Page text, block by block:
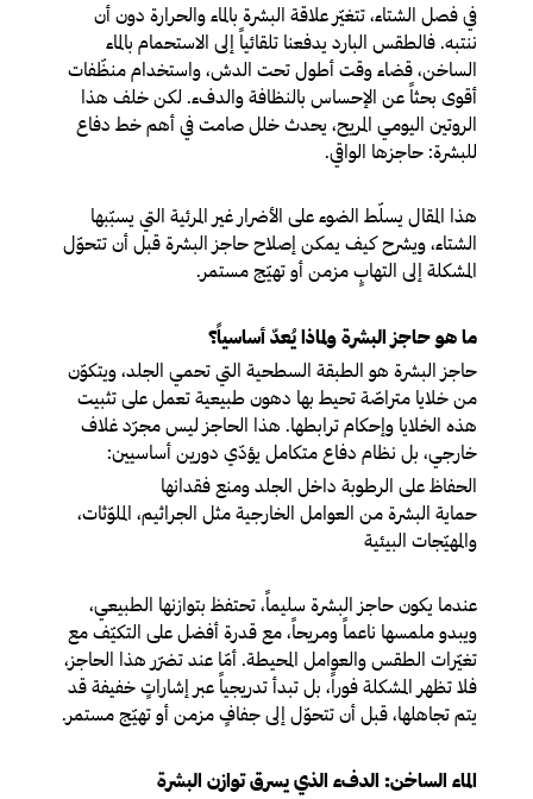
في فصل الشتاء، تتغيّر علاقة البشرة بالماء والحرارة دون أن
ننتبه. فالطقس البارد يدفعنا تلقائياً إلى الاستحمام بالماء
الساخن، قضاء وقت أطول تحت الدش، واستخدام منظّفات
أقوى بحثاً عن الإحساس بالنظافة والدفء. لكن خلف هذا
الروتين اليومي المريح، يحدث خلل صامت في أهم خط دفاع
للبشرة: حاجزها الواقي.
هذا المقال يسلّط الضوء على الأضرار غير المرئية التي يسبّبها
الشتاء، ويشرح كيف يمكن إصلاح حاجز البشرة قبل أن تتحوّل
المشكلة إلى التهابٍ مزمن أو تهيّج مستمر.
ما هو حاجز البشرة ولماذا يُعدّ أساسياً؟
حاجز البشرة هو الطبقة السطحية التي تحمي الجلد، ويتكوّن
من خلايا متراصّة تحيط بها دهون طبيعية تعمل على تثبيت
هذه الخلايا وإحكام ترابطها. هذا الحاجز ليس مجرّد غلاف
خارجي، بل نظام دفاع متكامل يؤدّي دورين أساسيين:
الحفاظ على الرطوبة داخل الجلد ومنع فقدانها
حماية البشرة من العوامل الخارجية مثل الجراثيم، الملوّثات،
والمهيّجات البيئية
عندما يكون حاجز البشرة سليماً، تحتفظ بتوازنها الطبيعي،
ويبدو ملمسها ناعماً ومريحاً، مع قدرة أفضل على التكيّف مع
تغيّرات الطقس والعوامل المحيطة. أمّا عند تضرّر هذا الحاجز،
فلا تظهر المشكلة فوراً، بل تبدأ تدريجياً عبر إشاراتٍ خفيفة قد
يتم تجاهلها، قبل أن تتحوّل إلى جفافٍ مزمن أو تهيّج مستمر.
الماء الساخن: الدفء الذي يسرق توازن البشرة